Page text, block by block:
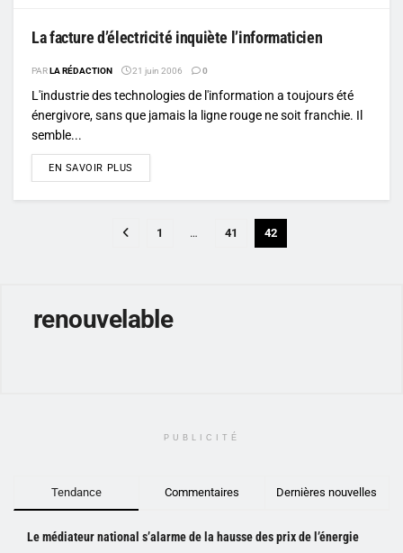
La facture d’électricité inquiète l’informaticien
PARLA RÉDACTION 21 juin 2006 0
L'industrie des technologies de l'information a toujours été
énergivore, sans que jamais la ligne rouge ne soit franchie. Il
semble...
EN SAVOIR PLUS
1 … 41 42
renouvelable
PUBLICITÉ
Tendance Commentaires Dernières nouvelles
Le médiateur national s’alarme de la hausse des prix de l’énergie